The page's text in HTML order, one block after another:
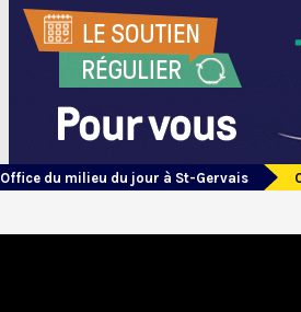
Office du milieu du jour à St-Gervais